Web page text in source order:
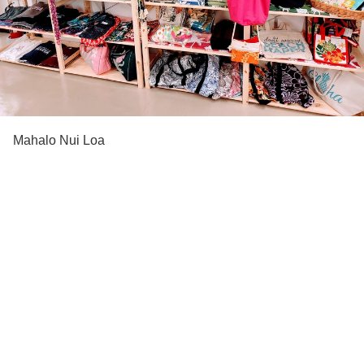
Mahalo Nui Loa